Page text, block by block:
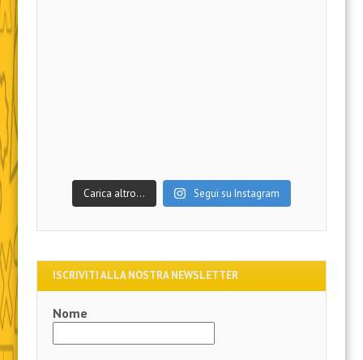
Carica altro… Segui su Instagram
ISCRIVITI ALLA NOSTRA NEWSLETTER
Nome